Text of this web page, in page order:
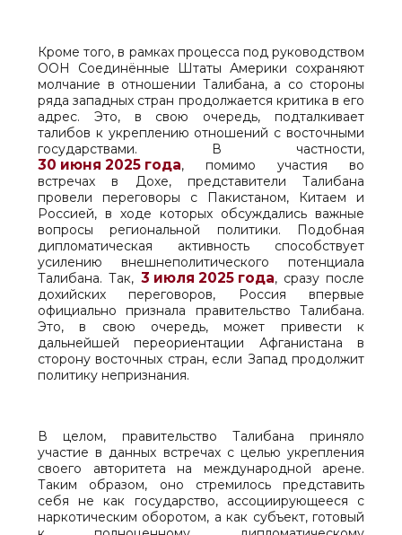
Кроме того, в рамках процесса под руководством
ООН Соединённые Штаты Америки сохраняют
молчание в отношении Талибана, а со стороны
ряда западных стран продолжается критика в его
адрес. Это, в свою очередь, подталкивает
талибов к укреплению отношений с восточными
государствами. В частности,
30 июня 2025 года, помимо участия во
встречах в Дохе, представители Талибана
провели переговоры с Пакистаном, Китаем и
Россией, в ходе которых обсуждались важные
вопросы региональной политики. Подобная
дипломатическая активность способствует
усилению внешнеполитического потенциала
Талибана. Так, 3 июля 2025 года, сразу после
дохийских переговоров, Россия впервые
официально признала правительство Талибана.
Это, в свою очередь, может привести к
дальнейшей переориентации Афганистана в
сторону восточных стран, если Запад продолжит
политику непризнания.
В целом, правительство Талибана приняло
участие в данных встречах с целью укрепления
своего авторитета на международной арене.
Таким образом, оно стремилось представить
себя не как государство, ассоциирующееся с
наркотическим оборотом, а как субъект, готовый